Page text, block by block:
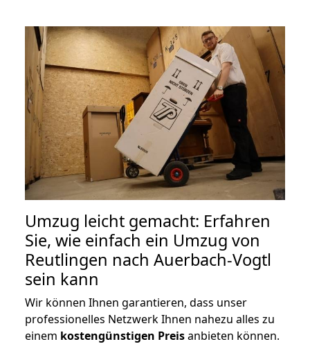
Umzug leicht gemacht: Erfahren
Sie, wie einfach ein Umzug von
Reutlingen nach Auerbach-Vogtl
sein kann
Wir können Ihnen garantieren, dass unser
professionelles Netzwerk Ihnen nahezu alles zu
einem kostengünstigen Preisanbieten können.